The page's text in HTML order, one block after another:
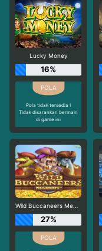
Lucky Money
16%
Pola tidak tersedia !
Tidak disarankan bermain
di game ini
Wild Buccaneers Megaways
27%